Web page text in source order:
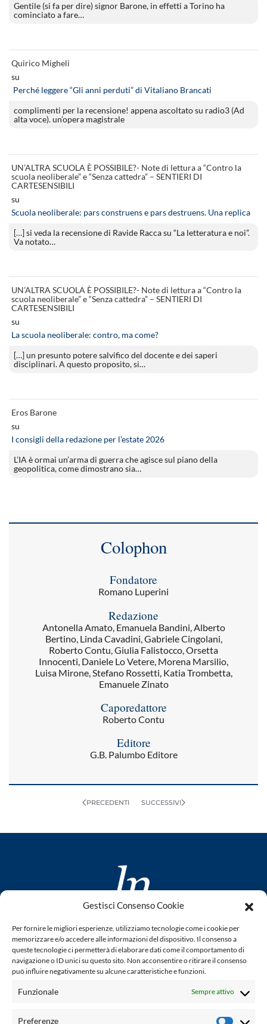
Gestisci Consenso Cookie
Per fornire le migliori esperienze, utilizziamo tecnologie come i cookie per
memorizzare e/o accedere alle informazioni del dispositivo. Il consenso a
queste tecnologie ci permetterà di elaborare dati come il comportamento di
navigazione o ID unici su questo sito. Non acconsentire o ritirare il consenso
può influire negativamente su alcune caratteristiche e funzioni.
Funzionale Sempre attivo
Preferenze
Gentile (si fa per dire) signor Barone, in effetti a Torino ha
cominciato a fare…
Quirico Migheli
su
Perché leggere “Gli anni perduti” di Vitaliano Brancati
complimenti per la recensione! appena ascoltato su radio3 (Ad
alta voce). un’opera magistrale
UN’ALTRA SCUOLA È POSSIBILE?- Note di lettura a “Contro la
scuola neoliberale” e “Senza cattedra” – SENTIERI DI
CARTESENSIBILI
su
Scuola neoliberale: pars construens e pars destruens. Una replica
[…] si veda la recensione di Ravide Racca su “La letteratura e noi”.
Va notato…
UN’ALTRA SCUOLA È POSSIBILE?- Note di lettura a “Contro la
scuola neoliberale” e “Senza cattedra” – SENTIERI DI
CARTESENSIBILI
su
La scuola neoliberale: contro, ma come?
[…] un presunto potere salvifico del docente e dei saperi
disciplinari. A questo proposito, si…
Eros Barone
su
I consigli della redazione per l’estate 2026
L’IA è ormai un’arma di guerra che agisce sul piano della
geopolitica, come dimostrano sia…
Colophon
Fondatore
Romano Luperini
Redazione
Antonella Amato, Emanuela Bandini, Alberto
Bertino, Linda Cavadini, Gabriele Cingolani,
Roberto Contu, Giulia Falistocco, Orsetta
Innocenti, Daniele Lo Vetere, Morena Marsilio,
Luisa Mirone, Stefano Rossetti, Katia Trombetta,
Emanuele Zinato
Caporedattore
Roberto Contu
Editore
G.B. Palumbo Editore
PRECEDENTI SUCCESSIVI
www.laletteraturaenoi.it
fondato da Romano Luperini
Questo blog non rappresenta una testata giornalistica in
quanto viene aggiornato senza alcuna periodicità. Non può
legge n° 62 del 7.03.2001. L'autore non è responsabile per